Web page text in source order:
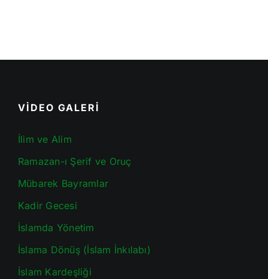
VİDEO GALERİ
İlim ve Alim
Ramazan-ı Şerif ve Oruç
Mübarek Bayramlar
Kadir Gecesi
İslamda Yönetim
İslama Dönüş (İslam İnkılabı)
İslam Kardeşliği